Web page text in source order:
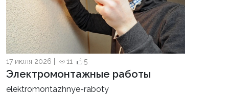
17 июля 2026 | 11 5
Электромонтажные работы
elektromontazhnye-raboty